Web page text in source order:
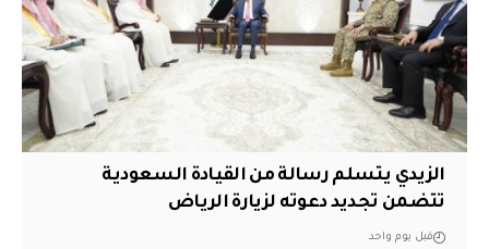
الزيدي يتسلم رسالة من القيادة السعودية
تتضمن تجديد دعوته لزيارة الرياض
قبل يوم واحد